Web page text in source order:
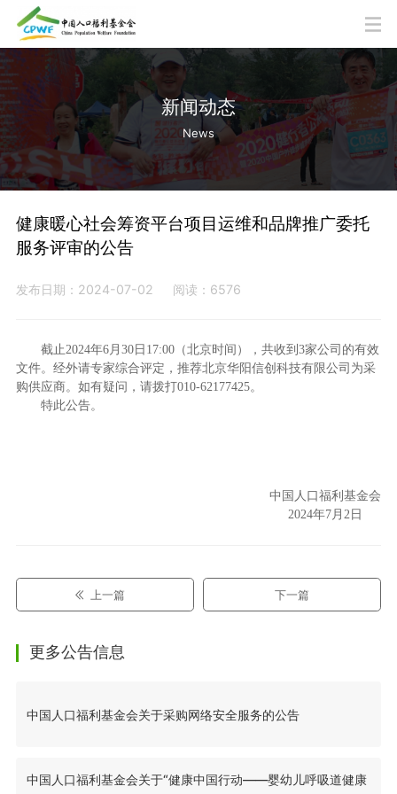
新闻动态
News
健康暖心社会筹资平台项目运维和品牌推广委托
服务评审的公告
发布日期：2024-07-02 阅读：6576
截止2024年6月30日17:00（北京时间），共收到3家公司的有效
文件。经外请专家综合评定，推荐北京华阳信创科技有限公司为采
购供应商。如有疑问，请拨打010-62177425。
特此公告。
中国人口福利基金会
2024年7月2日
上一篇 下一篇
更多公告信息
中国人口福利基金会关于采购网络安全服务的公告
中国人口福利基金会关于“健康中国行动——婴幼儿呼吸道健康